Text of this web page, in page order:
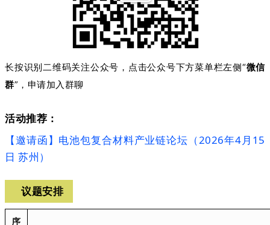
长按识别二维码关注公众号，点击公众号下方菜单栏左侧“微信
群”，申请加入群聊
活动推荐：
【邀请函】电池包复合材料产业链论坛（2026年4月15
日 苏州）
议题安排
序